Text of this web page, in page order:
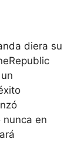
diera su
nunca en